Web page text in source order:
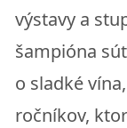
výstavy a
šampióna
o sladké
ročníkov,